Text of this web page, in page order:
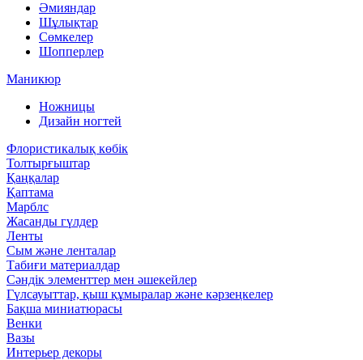
Әмияндар
Шұлықтар
Сөмкелер
Шопперлер
Маникюр
Ножницы
Дизайн ногтей
Флористикалық көбік
Толтырғыштар
Қаңқалар
Қаптама
Марблс
Жасанды гүлдер
Ленты
Сым және ленталар
Табиғи материалдар
Сәндік элементтер мен әшекейлер
Гүлсауыттар, қыш құмыралар және кәрзеңкелер
Бақша миниатюрасы
Венки
Вазы
Интерьер декоры